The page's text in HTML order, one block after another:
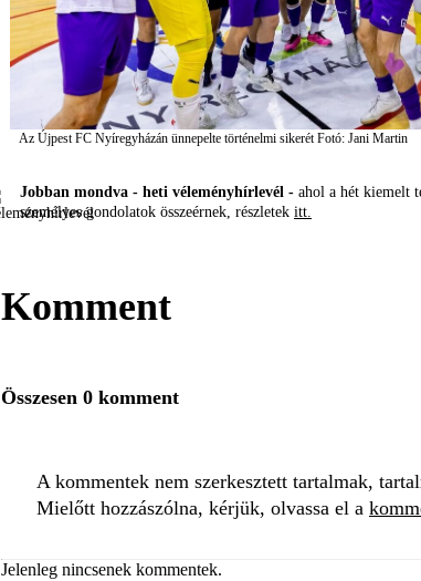
Az Újpest FC Nyíregyházán ünnepelte történelmi sikerétFotó: Jani Martin
Jobban mondva - heti véleményhírlevél - ahol a hét kiemelt
személyes gondolatok összeérnek, részletek itt.
Komment
Összesen 0 komment
A kommentek nem szerkesztett tartalmak,
Mielőtt hozzászólna, kérjük, olvassa el a
Jelenleg nincsenek kommentek.